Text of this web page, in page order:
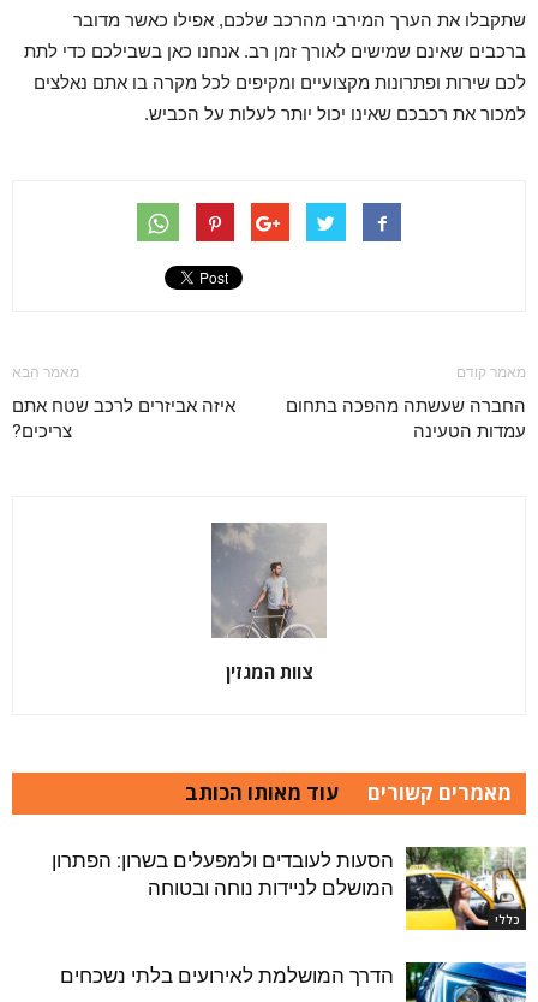
שתקבלו את הערך המירבי מהרכב שלכם, אפילו כאשר מדובר
ברכבים שאינם שמישים לאורך זמן רב. אנחנו כאן בשבילכם כדי לתת
לכם שירות ופתרונות מקצועיים ומקיפים לכל מקרה בו אתם נאלצים
למכור את רכבכם שאינו יכול יותר לעלות על הכביש.
מאמר קודם
החברה שעשתה מהפכה בתחום
עמדות הטעינה
מאמר הבא
איזה אביזרים לרכב שטח אתם
צריכים?
צוות המגזין
מאמרים קשורים עוד מאותו הכותב
כללי
הסעות לעובדים ולמפעלים בשרון: הפתרון
המושלם לניידות נוחה ובטוחה
הדרך המושלמת לאירועים בלתי נשכחים